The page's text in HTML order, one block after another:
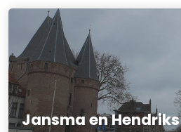
Jansma en